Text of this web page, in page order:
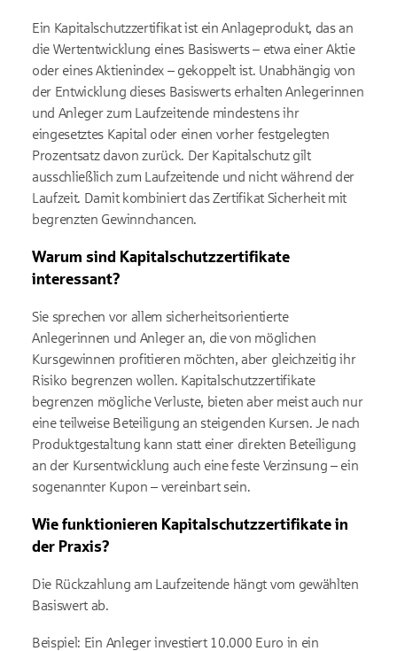
Ein Kapitalschutzzertifikat ist ein Anlageprodukt, das an
die Wertentwicklung eines Basiswerts – etwa einer Aktie
oder eines Aktienindex – gekoppelt ist. Unabhängig von
der Entwicklung dieses Basiswerts erhalten Anlegerinnen
und Anleger zum Laufzeitende mindestens ihr
eingesetztes Kapital oder einen vorher festgelegten
Prozentsatz davon zurück. Der Kapitalschutz gilt
ausschließlich zum Laufzeitende und nicht während der
Laufzeit. Damit kombiniert das Zertifikat Sicherheit mit
begrenzten Gewinnchancen.
Warum sind Kapitalschutzzertifikate
interessant?
Sie sprechen vor allem sicherheitsorientierte
Anlegerinnen und Anleger an, die von möglichen
Kursgewinnen profitieren möchten, aber gleichzeitig ihr
Risiko begrenzen wollen. Kapitalschutzzertifikate
begrenzen mögliche Verluste, bieten aber meist auch nur
eine teilweise Beteiligung an steigenden Kursen. Je nach
Produktgestaltung kann statt einer direkten Beteiligung
an der Kursentwicklung auch eine feste Verzinsung – ein
sogenannter Kupon – vereinbart sein.
Wie funktionieren Kapitalschutzzertifikate in
der Praxis?
Die Rückzahlung am Laufzeitende hängt vom gewählten
Basiswert ab.
Beispiel: Ein Anleger investiert 10.000 Euro in ein